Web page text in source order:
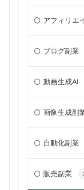
アフィリエ
ブログ副業
動画生成AI
画像生成副
自動化副業
販売副業